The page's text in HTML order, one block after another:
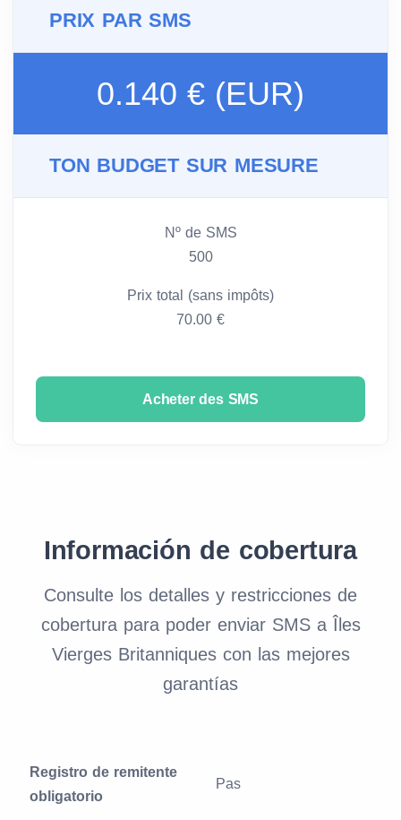
PRIX PAR SMS
0.140 € (EUR)
TON BUDGET SUR MESURE
Nº de SMS
500
Prix total (sans impôts)
70.00 €
Acheter des SMS
Información de cobertura
Consulte los detalles y restricciones de
cobertura para poder enviar SMS a Îles
Vierges Britanniques con las mejores
garantías
Registro de remitente
obligatorio
Pas